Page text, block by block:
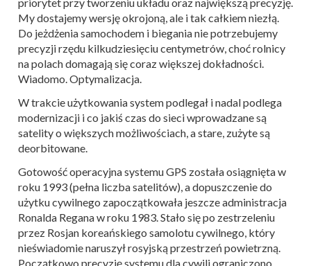
My dostajemy wersję okrojoną, ale i tak całkiem niezłą.
Do jeżdżenia samochodem i biegania nie potrzebujemy
precyzji rzędu kilkudziesięciu centymetrów, choć rolnicy
na polach domagają się coraz większej dokładności.
Wiadomo. Optymalizacja.
W trakcie użytkowania system podlegał i nadal podlega
modernizacji i co jakiś czas do sieci wprowadzane są
satelity o większych możliwościach, a stare, zużyte są
deorbitowane.
Gotowość operacyjna systemu GPS została osiągnięta w
roku 1993 (pełna liczba satelitów), a dopuszczenie do
użytku cywilnego zapoczątkowała jeszcze administracja
Ronalda Regana w roku 1983. Stało się po zestrzeleniu
przez Rosjan koreańskiego samolotu cywilnego, który
nieświadomie naruszył rosyjską przestrzeń powietrzną.
Początkowo precyzję systemu dla cywili ograniczono